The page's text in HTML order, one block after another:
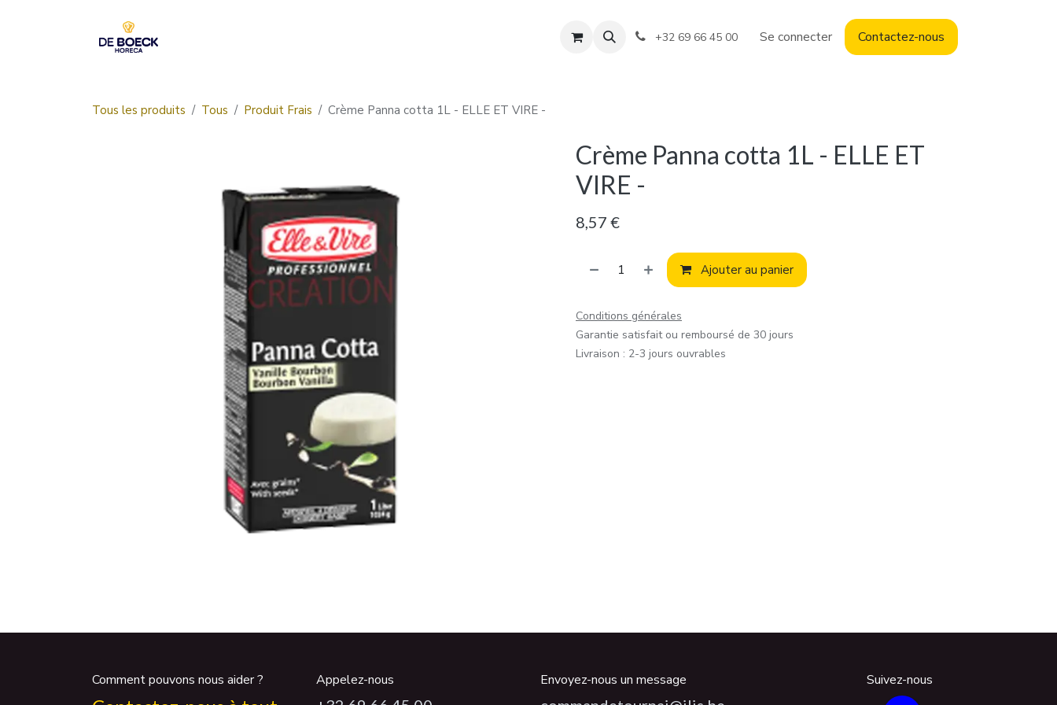
+32 69 66 45 00 Se connecter Contactez-nous
Tous les produits Tous Produit Frais Crème Panna cotta 1L - ELLE ET VIRE -
Crème Panna cotta 1L - ELLE ET
VIRE -
8,57 €
Ajouter au panier
Conditions générales
Garantie satisfait ou remboursé de 30 jours
Livraison : 2-3 jours ouvrables
Comment pouvons nous aider ? Appelez-nous Envoyez-nous un message Suivez-nous